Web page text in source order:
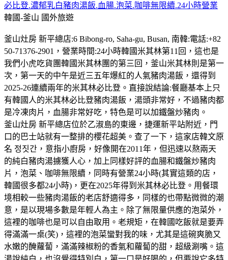
必比登.濃郁乳白豬肉湯飯.血腸.泡菜.咖啡無限續.24小時營業
韓國-釜山 國外旅遊
釜山灶房 新平總店:6 Bibong-ro, Saha-gu, Busan, 南韓:電話:+82
50-71376-2901，營業時間:24小時韓國米其林第11回，這也是
我們小虎吃貨團韓國米其林團的第三回，釜山米其林則是第一
次，第一天的中午是近三五年爆紅的人氣豬肉湯飯，還得到
2025-26連續兩年的米其林必比登。直接說結論:餐廳基本上只
有韓國人的米其林必比登豬肉湯飯，湯頭非常好，不過豬肉都
是冷凍肉片，血腸非常好吃，特色是可以加鐵盤炒豬肉。
釜山灶房 新平總店位於乙淑島的東邊，捷運新平站附近，門
口的巴士站就有一整排的櫻花超美。查了一下，這家店韓文原
名 정짓간，意指小廚房，好像開在2011年，但迅速以熬兩天
的純白豬肉湯擄獲人心，加上同樣好評的血腸和鐵盤炒豬肉
片，泡菜、咖啡無限續，同時有營業24小時(其實這類的店，
韓國很多都24小時)，更在2025年得到米其林必比登。用餐環
境相較一些豬肉湯飯的老店舒適得多，同樣的也帶點微微的潮
意，是以現場多數是年輕人為主。除了無限量供應的泡菜外，
這裡的咖啡也是可以自由取用。老規矩，在韓國吃飯就是要弄
得滿滿一桌(笑)，這裡的泡菜蠻對我的味，尤其是這碗爽脆又
水嫩的醃蘿蔔，滿滿辣椒粉的香氣和蘿蔔的甜，超級涮嘴。這